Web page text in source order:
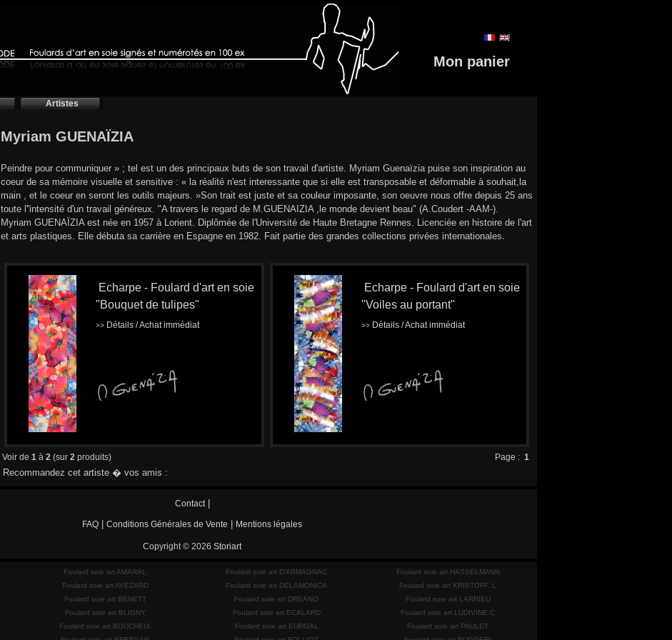
Mon panier
Artistes
Myriam GUENAÏZIA
Peindre pour communiquer » ; tel est un des principaux buts de son travail d'artiste. Myriam Guenaïzia puise son inspiration au
coeur de sa mémoire visuelle et sensitive : « la réalité n'est interessante que si elle est transposable et déformable à souhait,la
main , et le coeur en seront les outils majeurs. »Son trait est juste et sa couleur imposante, son oeuvre nous offre depuis 25 ans
toute l''intensité d'un travail généreux. "A travers le regard de M.GUENAIZIA ,le monde devient beau" (A.Coudert -AAM-).
Myriam GUENAÏZIA est née en 1957 à Lorient. Diplômée de l'Université de Haute Bretagne Rennes. Licenciée en histoire de l'art
et arts plastiques. Elle débuta sa carrière en Espagne en 1982. Fait partie des grandes collections privées internationales.
Echarpe - Foulard d'art en soie
"Bouquet de tulipes"
>> Détails / Achat immédiat
Echarpe - Foulard d'art en soie
"Voiles au portant"
>> Détails / Achat immédiat
Voir de 1 à 2 (sur 2 produits) Page : 1
Recommandez cet artiste � vos amis :
Contact|
FAQ Conditions Générales de Vente Mentions légales
Copyright © 2026 Storiart
Foulard soie art AMARAL
Foulard soie art AVEZARD
Foulard soie art BENETT
Foulard soie art BLIGNY
Foulard soie art BOUCHEIX
Foulard soie art D'ARMAGNAC
Foulard soie art DELAMONICA
Foulard soie art DREANO
Foulard soie art ECALARD
Foulard soie art EURGAL
Foulard soie art HASSELMANN
Foulard soie art KRISTOFF. L
Foulard soie art LARRIEU
Foulard soie art LUDIVINE C
Foulard soie art PAULET